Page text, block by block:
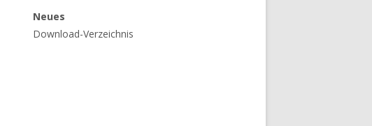
Neues
Download-Verzeichnis